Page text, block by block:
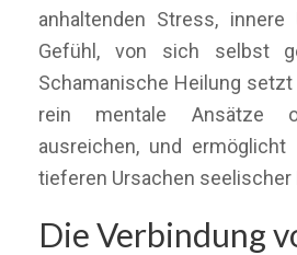
anhaltenden Stress,
Gefühl, von sich selbst
Schamanische Heilung setzt
rein mentale Ansätze
ausreichen, und
tieferen Ursachen seelischer
Die Verbindung